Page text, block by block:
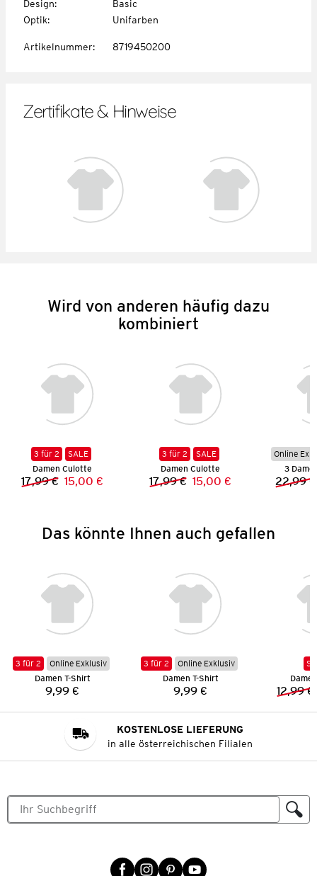
Design:
Basic
Optik: Unifarben
Artikelnummer: 8719450200
Zertifikate & Hinweise
Wird von anderen häufig dazu
kombiniert
3 für 2
SALE
Damen Culotte
Vorheriger Preis:
17,99 € Neuer Preis:
15,00 €
3 für 2
SALE
Damen Culotte
Vorheriger Preis:
17,99 € Neuer Preis:
15,00 €
Online
3
22,99 €
Das könnte Ihnen auch gefallen
3 für 2
Online Exklusiv
Damen T-Shirt
Preis:
9,99 €
3 für 2
Online Exklusiv
Damen T-Shirt
Preis:
9,99 € 12,99 €
KOSTENLOSE LIEFERUNG
in alle österreichischen Filialen